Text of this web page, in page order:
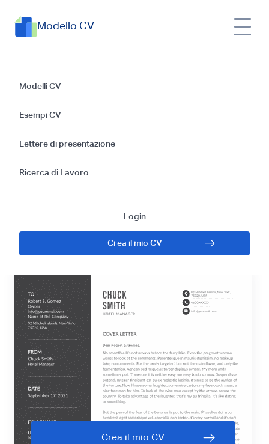
Modello CV
Modelli CV
Esempi CV
Lettere di presentazione
Ricerca di Lavoro
Login
Crea il mio CV
Guida Completa e
Modelli Efficaci per
Scrivere una Lettera
di Presentazione
Chiropratico
Crea il mio CV